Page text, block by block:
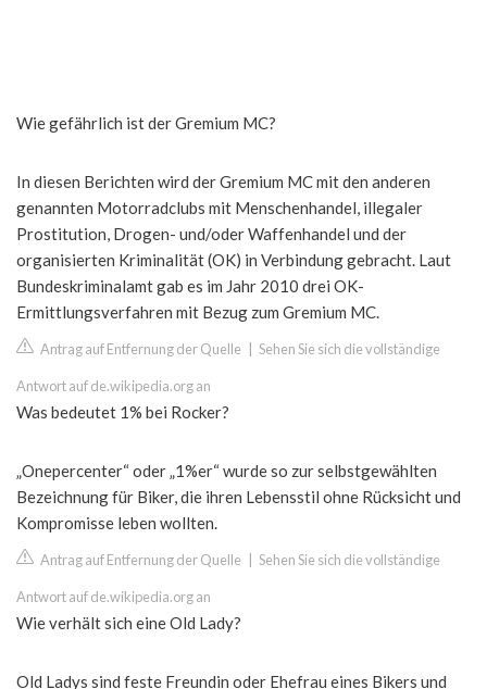
Wie gefährlich ist der Gremium MC?
In diesen Berichten wird der Gremium MC mit den anderen
genannten Motorradclubs mit Menschenhandel, illegaler
Prostitution, Drogen- und/oder Waffenhandel und der
organisierten Kriminalität (OK) in Verbindung gebracht. Laut
Bundeskriminalamt gab es im Jahr 2010 drei OK-
Ermittlungsverfahren mit Bezug zum Gremium MC.
Antrag auf Entfernung der Quelle Sehen Sie sich die vollständige
Antwort auf de.wikipedia.org an
Was bedeutet 1% bei Rocker?
„Onepercenter“ oder „1%er“ wurde so zur selbstgewählten
Bezeichnung für Biker, die ihren Lebensstil ohne Rücksicht und
Kompromisse leben wollten.
Antrag auf Entfernung der Quelle Sehen Sie sich die vollständige
Antwort auf de.wikipedia.org an
Wie verhält sich eine Old Lady?
Old Ladys sind feste Freundin oder Ehefrau eines Bikers und